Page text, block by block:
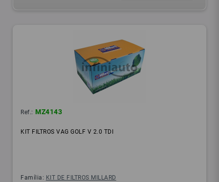
Ref.: MZ4143
KIT FILTROS VAG GOLF V 2.0 TDI
Família: KIT DE FILTROS MILLARD